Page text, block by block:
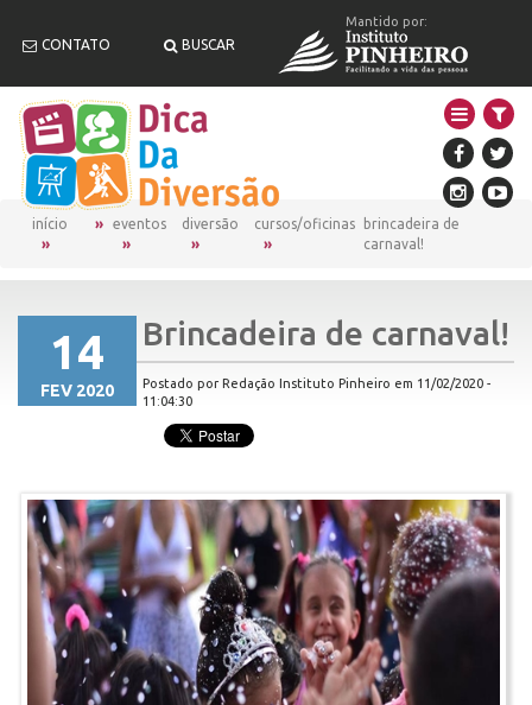
CONTATO BUSCAR
Mantido por:
início eventos diversão cursos/oficinas
brincadeira de
carnaval!
14
FEV 2020
Brincadeira de carnaval!
Postado por Redação Instituto Pinheiro em 11/02/2020 -
11:04:30